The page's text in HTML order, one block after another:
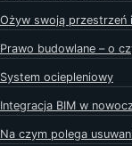
Ożyw swoją
Prawo budowlane – o
System ociepleniowy
Integracja BIM w
Na czym polega